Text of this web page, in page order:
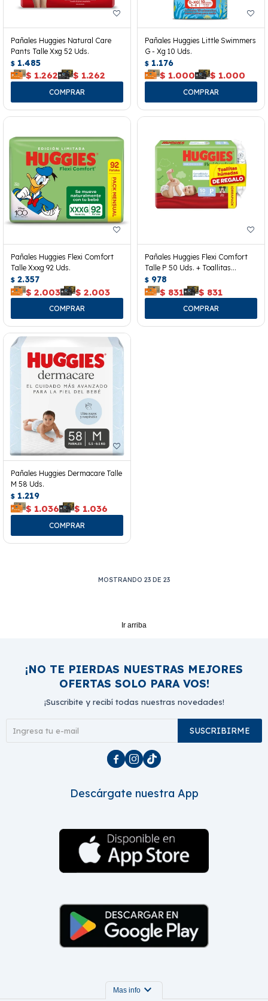
Pañales Huggies Natural Care
Pants Talle Xxg 52 Uds.
$ 1.485
$ 1.262 $ 1.262
Pañales Huggies Little Swimmers
G - Xg 10 Uds.
$ 1.176
$ 1.000 $ 1.000
Pañales Huggies Flexi Comfort
Talle Xxxg 92 Uds.
$ 2.357
$ 2.003 $ 2.003
Pañales Huggies Flexi Comfort
Talle P 50 Uds. + Toallitas
Húmedas
$ 978
$ 831 $ 831
Pañales Huggies Dermacare Talle
M 58 Uds.
$ 1.219
$ 1.036 $ 1.036
MOSTRANDO 23 DE 23
Ir arriba
¡NO TE PIERDAS NUESTRAS MEJORES
OFERTAS SOLO PARA VOS!
¡Suscribite y recibí todas nuestras novedades!
SUSCRIBIRME
  
Descárgate nuestra App
Mas info expand_more